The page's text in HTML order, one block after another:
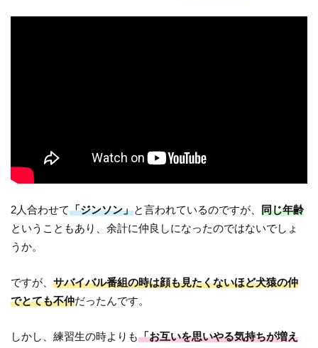
2人合わせて「ジンソン」と言われているのですが、同じ年齢
ということもあり、余計に仲良しになったのではないでしょ
うか。
ですが、サバイバル番組の時は顔も見たくないほど犬猿の仲
でとても不仲だったんです。
しかし、練習生の時よりも「お互いを思いやる気持ちが増え